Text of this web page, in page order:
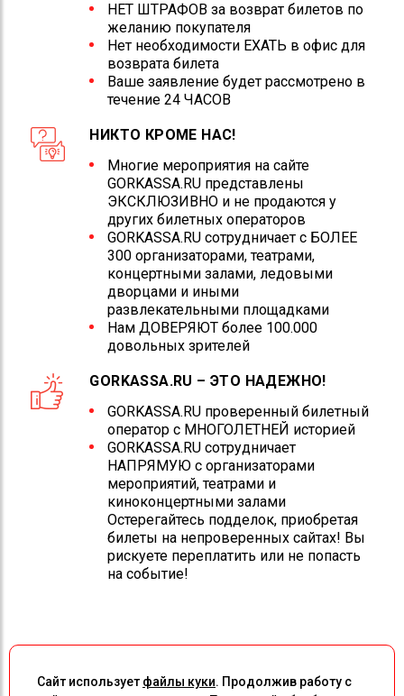
НЕТ ШТРАФОВ за возврат билетов по
желанию покупателя
Нет необходимости ЕХАТЬ в офис для
возврата билета
Ваше заявление будет рассмотрено в
течение 24 ЧАСОВ
НИКТО КРОМЕ НАС!
Многие мероприятия на сайте
GORKASSA.RU представлены
ЭКСКЛЮЗИВНО и не продаются у
других билетных операторов
GORKASSA.RU сотрудничает с БОЛЕЕ
300 организаторами, театрами,
концертными залами, ледовыми
дворцами и иными
развлекательными площадками
Нам ДОВЕРЯЮТ более 100.000
довольных зрителей
GORKASSA.RU – ЭТО НАДЕЖНО!
GORKASSA.RU проверенный билетный
оператор с МНОГОЛЕТНЕЙ историей
GORKASSA.RU сотрудничает
НАПРЯМУЮ с организаторами
мероприятий, театрами и
киноконцертными залами
Остерегайтесь подделок, приобретая
билеты на непроверенных сайтах! Вы
рискуете переплатить или не попасть
на событие!
Сайт использует файлы куки. Продолжив работу с